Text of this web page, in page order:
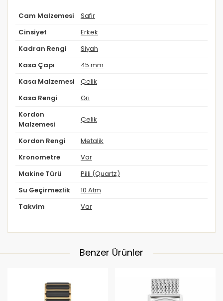
Cam Malzemesi Safir
Cinsiyet Erkek
Kadran Rengi Siyah
Kasa Çapı 45 mm
Kasa Malzemesi Çelik
Kasa Rengi Gri
Kordon
Malzemesi
Çelik
Kordon Rengi Metalik
Kronometre Var
Makine Türü Pilli (Quartz)
Su Geçirmezlik 10 Atm
Takvim Var
Benzer Ürünler